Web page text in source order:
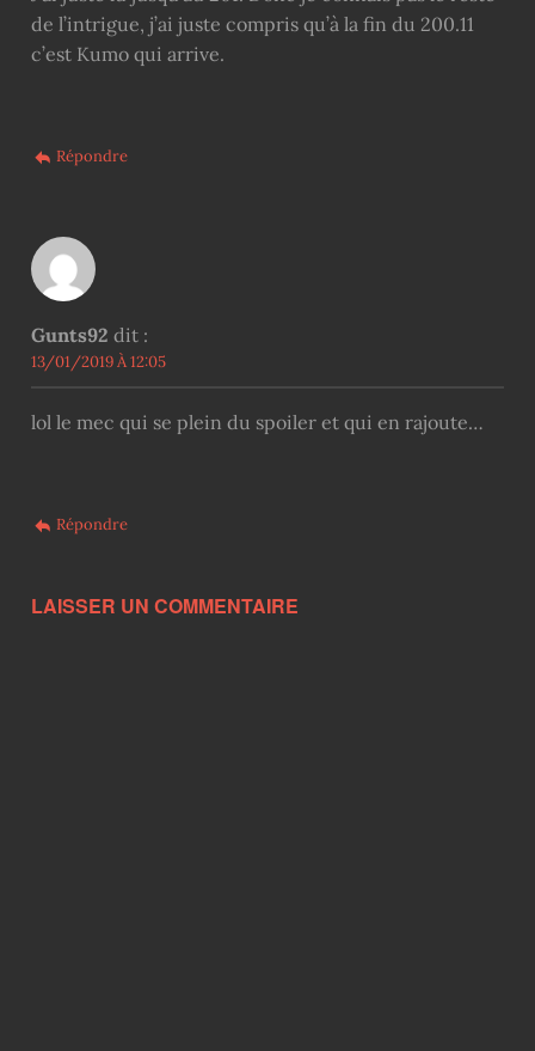
de l’intrigue, j’ai juste compris qu’à la fin du 200.11
c’est Kumo qui arrive.
Répondre
Gunts92 dit :
13/01/2019 À 12:05
lol le mec qui se plein du spoiler et qui en rajoute…
Répondre
LAISSER UN COMMENTAIRE